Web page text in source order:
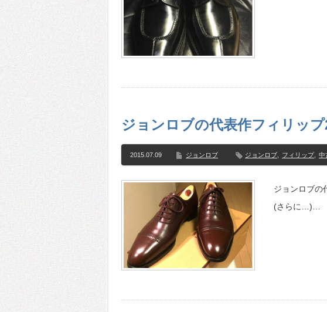
ジョンロブの代表作フィリップ
2015.07.09 ジョンロブ ジョンロブ フィリップ, 中
ジョンロブの
(さらに…)…